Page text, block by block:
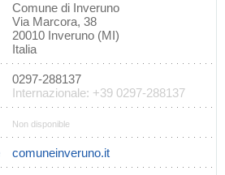
Comune di Inveruno
Via Marcora, 38
20010 Inveruno (MI)
Italia
0297-288137
Internazionale: +39 0297-288137
Non disponible
comuneinveruno.it